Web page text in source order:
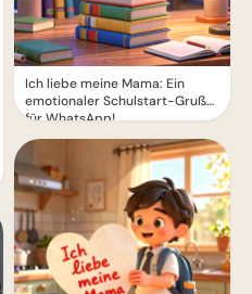
Ich liebe meine Mama: Ein
emotionaler Schulstart-Gruß
für WhatsApp!